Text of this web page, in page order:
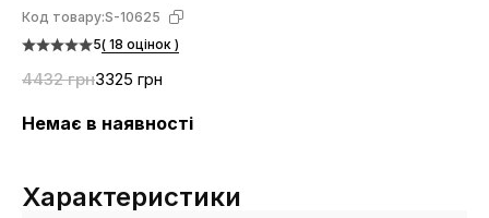
Код товару:S-10625
5( 18 оцінок )
4432 грн3325 грн
Немає в наявності
Характеристики